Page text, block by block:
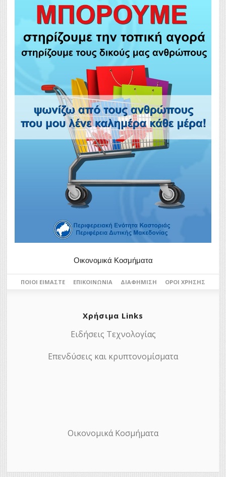
Οικονομικά Κοσμήματα
ΠΟΙΟΙ ΕΊΜΑΣΤΕ ΕΠΙΚΟΙΝΩΝΊΑ ΔΙΑΦΉΜΙΣΗ ΌΡΟΙ ΧΡΉΣΗΣ
Χρήσιμα Links
Ειδήσεις Τεχνολογίας
Επενδύσεις και κρυπτονομίσματα
Οικονομικά Κοσμήματα